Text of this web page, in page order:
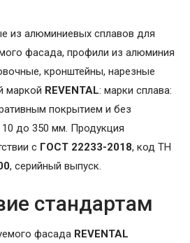
из алюминиевых сплавов для
фасада, профили из алюминия
кронштейны, нарезные
маркой REVENTAL: марки сплава:
покрытием и без
до 350 мм. Продукция
с ГОСТ 22233-2018, код ТН
, серийный выпуск.
стандартам
фасада REVENTAL